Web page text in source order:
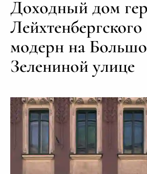
Доходный дом
Лейхтенбергского
модерн на
Зелениной улице